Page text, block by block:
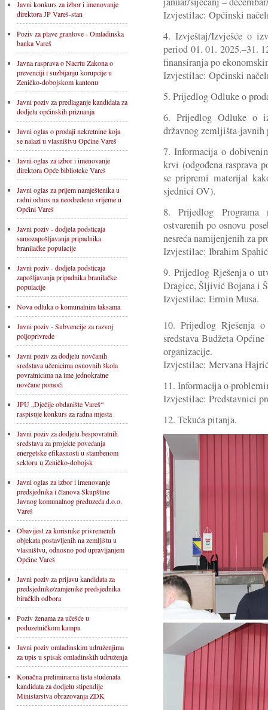
Javni konkurs za izbor i imenovanje
direktora JP Vareš-stan
Poziv za plave grantove - Omladinska
banka Vareš
Javna rasprava o Nacrtu Zakona o
prevenciji i suzbijanju korupcije u
Zeničko-dobojskom kantonu
Javni poziv za predlaganje kandidata za
dodjelu općinskih priznanja
Javni oglas o prodaji nekretnine koja
se nalazi u vlasništvu Općine Vareš
Javni oglas za izbor i imenovanje
direktora Opće biblioteke Vareš
Javni oglas za prijem namještenika u
radni odnos na neodređeno vrijeme u
Općini Vareš
Javni poziv - dodjela podsticaja
samozapošljavanja pripadnika
branilačke populacije
Javni poziv - dodjela podsticaja
zapošljavanja pripadnika branilačke
populacije
Nova odluka o komunalnim taksama
Javni poziv - Subvencije za razvoj
poljoprivrede
Javni poziv za dodjelu novčanih
sredstava učenicima osnovnih škola
povratnicima na ime jednokratne
novčane pomoći
JPU „Dječije obdanište Vareš“
raspisuje konkurs za radna mjesta
Javni poziv za dodjelu bespovratnih
sredstava za projekte povećanja
energetske efikasnosti u stambenom
sektoru u Zeničko-dobojsk
Javni oglas za izbor i imenovanje
predsjednika i članova Skupštine
Javnog komunalnog preduzeća d.o.o.
Vareš
Obavijest za korisnike privremenih
objekata postavljenih na zemljištu u
vlasništvu, odnosno pod upravljanjem
Općine Vareš
Javni poziv za prijavu kandidata za
predsjednike/zamjenike predsjednika
biračkih odbora
Poziv ženama za učešće u
poduzetničkom kampu
Javni poziv omladinskim udruženjima
za upis u spisak omladinskih udruženja
Konačna preliminarna lista studenata
kandidata za dodjelu stipendije
Ministarstva obrazovanja ZDK
Izvjestilac: Općinski
4. Izvještaj/Izvješće o
period 01. 01. 2025.–31.
finansiranja po
Izvjestilac: Općinski
5. Prijedlog Odluke o
6. Prijedlog Odluke o
državnog zemljišta-javnih
7. Informacija o
krvi (odgođena rasprava
se pripremi materijal
sjednici OV).
8. Prijedlog Programa
ostvarenih po osnovu
nesreća namijenjenih za
Izvjestilac: Ibrahim
9. Prijedlog Rješenja o
Dragice, Šljivić Bojana i
Izvjestilac: Ermin Musa.
10. Prijedlog Rješenja
sredstava Budžeta
organizacije.
Izvjestilac: Mervana
11. Informacija o
Izvjestilac: Predstavnici
12. Tekuća pitanja.